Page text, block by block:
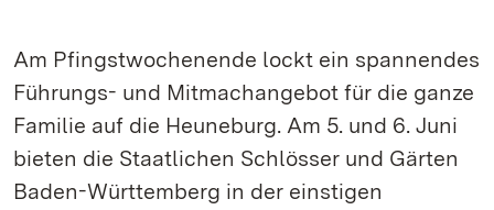
Am Pfingstwochenende lockt ein spannendes
Führungs- und Mitmachangebot für die ganze
Familie auf die Heuneburg. Am 5. und 6. Juni
bieten die Staatlichen Schlösser und Gärten
Baden-Württemberg in der einstigen